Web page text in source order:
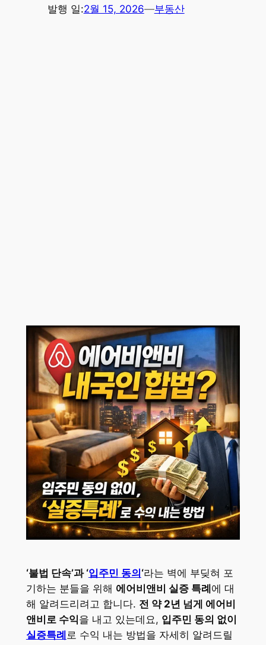
발행 일:2월 15, 2026—부동산
‘불법 단속’과 ‘입주민 동의 ‘라는 벽에 부딪혀 포
기하는 분들을 위해 에어비앤비 실증 특례 에 대
해 알려드리려고 합니다. 전 약 2년 넘게 에어비
앤비로 수익을 내고 있는데요, 입주민 동의 없이
실증특례 로 수익 내는 방법을 자세히 알려드릴